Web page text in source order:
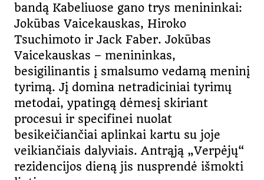
bandą Kabeliuose gano trys menininkai:
Jokūbas Vaicekauskas, Hiroko
Tsuchimoto ir Jack Faber. Jokūbas
Vaicekauskas – menininkas,
besigilinantis į smalsumo vedamą meninį
tyrimą. Jį domina netradiciniai tyrimų
metodai, ypatingą dėmesį skiriant
procesui ir specifinei nuolat
besikeičiančiai aplinkai kartu su joje
veikiančiais dalyviais. Antrąją „Verpėjų“
rezidencijos dieną jis nusprendė išmokti